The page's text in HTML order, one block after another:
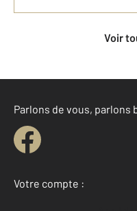
Voir
Parlons de vous, parlons
Votre compte :